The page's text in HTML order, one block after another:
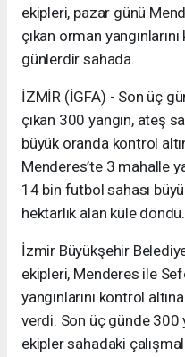
ekipleri, pazar günü
çıkan orman
günlerdir sahada.
İZMİR (İGFA) - Son üç
çıkan 300 yangın, ateş
büyük oranda kontrol
Menderes’te 3 mahalle
14 bin futbol sahası
hektarlık alan küle döndü.
İzmir Büyükşehir
ekipleri, Menderes ile
yangınlarını kontrol
verdi. Son üç günde 300
ekipler sahadaki